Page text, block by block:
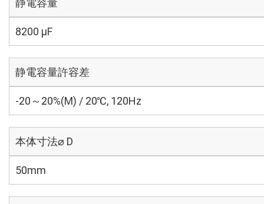
静電容量
8200 µF
静電容量許容差
-20～20%(M) / 20℃, 120Hz
本体寸法⌀ D
50mm